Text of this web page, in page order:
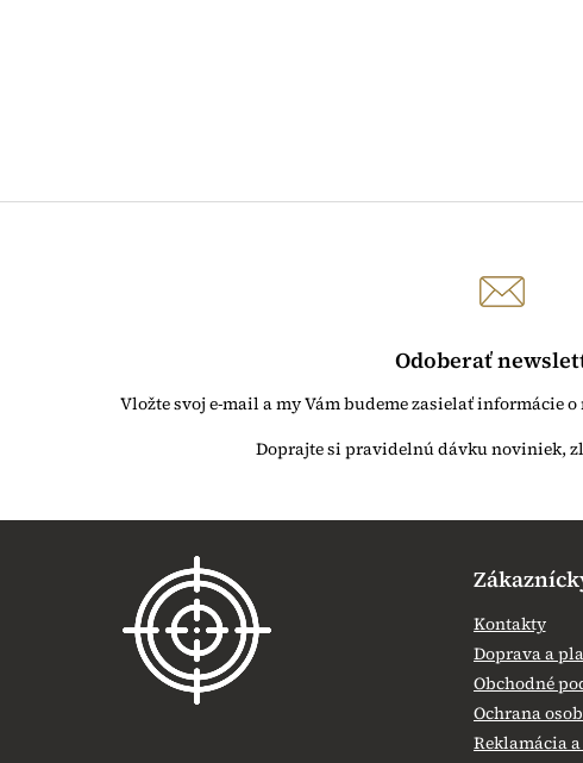
Odoberať
Vložte svoj e-mail a my Vám budeme zasielať informácie
Kontakty
Doprava a
Obchodné
Ochrana
Reklamácia